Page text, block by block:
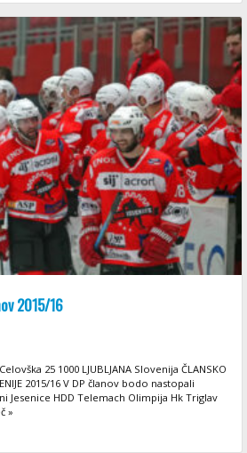
2015/16
Celovška 25 1000 LJUBLJANA Slovenija ČLANSKO
2015/16 V DP članov bodo nastopali
Jesenice HDD Telemach Olimpija Hk Triglav
»